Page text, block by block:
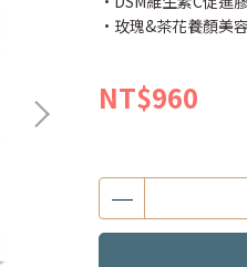
•玫瑰&茶花養顏美
NT$960